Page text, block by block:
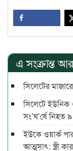
এ সংক্রান্ত
সিলেটের
সিলেটে ইউনিক
সং’ঘ’র্ষে নিহত ৯
ইউকে ওয়ার্ক
আত্মসাৎ: স্ত্রী